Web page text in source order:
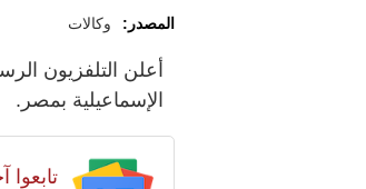
المصدر: وكالات
أعلن التلفزيون
الإسماعيلية بمصر.
تابعوا